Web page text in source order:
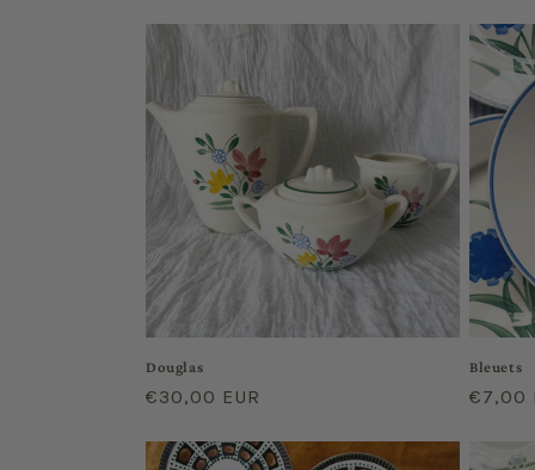
Douglas
Regular
€30,00 EUR
Bleuets
€7,00